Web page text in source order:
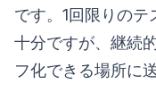
です。1回限りの
十分ですが、継続
フ化できる場所に